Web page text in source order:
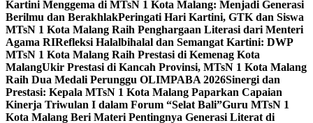
Kartini Menggema di MTsN 1 Kota Malang: Menjadi Generasi
Berilmu dan BerakhlakPeringati Hari Kartini, GTK dan Siswa
MTsN 1 Kota Malang Raih Penghargaan Literasi dari Menteri
Agama RIRefleksi Halalbihalal dan Semangat Kartini: DWP
MTsN 1 Kota Malang Raih Prestasi di Kemenag Kota
MalangUkir Prestasi di Kancah Provinsi, MTsN 1 Kota Malang
Raih Dua Medali Perunggu OLIMPABA 2026Sinergi dan
Prestasi: Kepala MTsN 1 Kota Malang Paparkan Capaian
Kinerja Triwulan I dalam Forum “Selat Bali”Guru MTsN 1
Kota Malang Beri Materi Pentingnya Generasi Literat di